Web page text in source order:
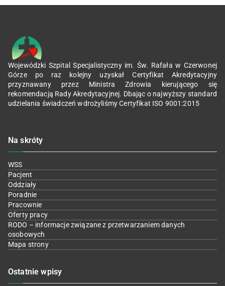
Wojewódzki Szpital Specjalistyczny im. Św. Rafała w Czerwonej
Górze po raz kolejny uzyskał Certyfikat Akredytacyjny
przyznawany przez Ministra Zdrowia kierującego się
rekomendacją Rady Akredytacyjnej. Dbając o najwyższy standard
udzielania świadczeń wdrożyliśmy Certyfikat ISO 9001:2015
Na skróty
WSS
Pacjent
Oddziały
Poradnie
Pracownie
Oferty pracy
RODO – informacje związane z przetwarzaniem danych
osobowych
Mapa strony
Ostatnie wpisy